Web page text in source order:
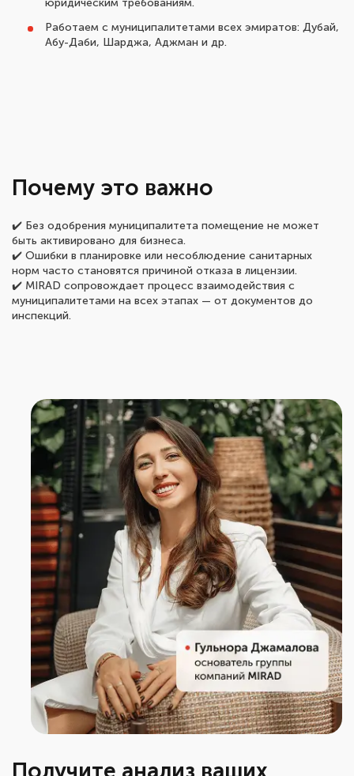
юридическим требованиям.
Работаем с муниципалитетами всех эмиратов: Дубай,
Абу-Даби, Шарджа, Аджман и др.
Почему это важно
✔️ Без одобрения муниципалитета помещение не может
быть активировано для бизнеса.
✔️ Ошибки в планировке или несоблюдение санитарных
норм часто становятся причиной отказа в лицензии.
✔️ MIRAD сопровождает процесс взаимодействия с
муниципалитетами на всех этапах — от документов до
инспекций.
Получите анализ ваших